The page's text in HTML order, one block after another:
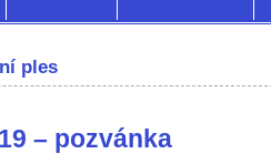
ples
– pozvánka